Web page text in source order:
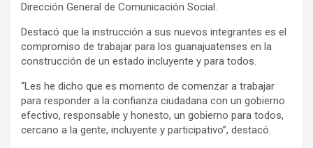
Dirección General de Comunicación Social.
Destacó que la instrucción a sus nuevos integrantes es el
compromiso de trabajar para los guanajuatenses en la
construcción de un estado incluyente y para todos.
“Les he dicho que es momento de comenzar a trabajar
para responder a la confianza ciudadana con un gobierno
efectivo, responsable y honesto, un gobierno para todos,
cercano a la gente, incluyente y participativo”, destacó.